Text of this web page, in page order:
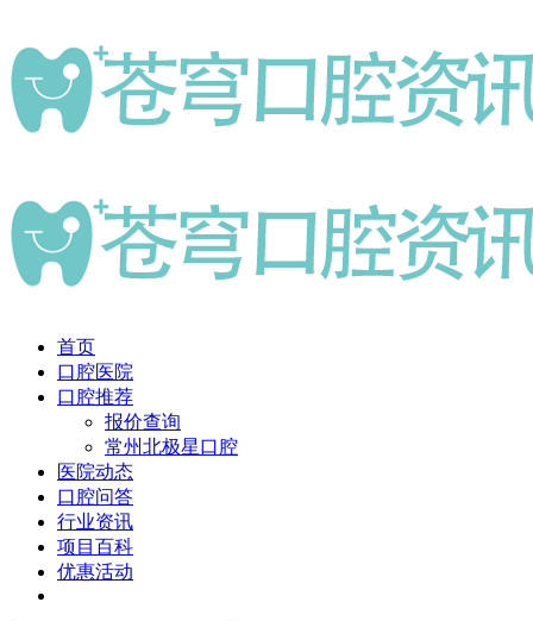
首页
口腔医院
口腔推荐
报价查询
常州北极星口腔
医院动态
口腔问答
行业资讯
项目百科
优惠活动